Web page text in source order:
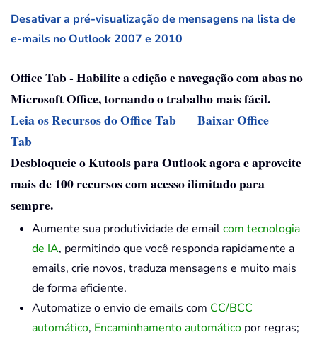
Desativar a pré-visualização de mensagens na lista de
e-mails no Outlook 2007 e 2010
Office Tab - Habilite a edição e navegação com abas no
Microsoft Office, tornando o trabalho mais fácil.
Leia os Recursos do Office Tab
Baixar Office
Tab
Desbloqueie o Kutools para Outlook agora e aproveite
mais de 100 recursos com acesso ilimitado para
sempre.
Aumente sua produtividade de emailcom tecnologia
de IA, permitindo que você responda rapidamente a
emails, crie novos, traduza mensagens e muito mais
de forma eficiente.
Automatize o envio de emails com CC/BCC
automático, Encaminhamento automático por regras;